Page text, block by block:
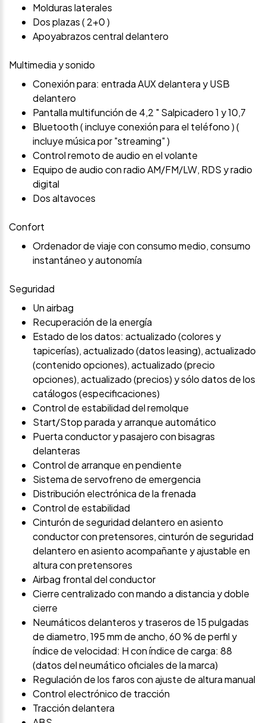
Molduras laterales
Dos plazas ( 2+0 )
Apoyabrazos central delantero
Multimedia y sonido
Conexión para: entrada AUX delantera y USB
delantero
Pantalla multifunción de 4,2 " Salpicadero 1 y 10,7
Bluetooth ( incluye conexión para el teléfono ) (
incluye música por "streaming" )
Control remoto de audio en el volante
Equipo de audio con radio AM/FM/LW, RDS y radio
digital
Dos altavoces
Confort
Ordenador de viaje con consumo medio, consumo
instantáneo y autonomía
Seguridad
Un airbag
Recuperación de la energía
Estado de los datos: actualizado (colores y
tapicerías), actualizado (datos leasing), actualizado
(contenido opciones), actualizado (precio
opciones), actualizado (precios) y sólo datos de los
catálogos (especificaciones)
Control de estabilidad del remolque
Start/Stop parada y arranque automático
Puerta conductor y pasajero con bisagras
delanteras
Control de arranque en pendiente
Sistema de servofreno de emergencia
Distribución electrónica de la frenada
Control de estabilidad
Cinturón de seguridad delantero en asiento
conductor con pretensores, cinturón de seguridad
delantero en asiento acompañante y ajustable en
altura con pretensores
Airbag frontal del conductor
Cierre centralizado con mando a distancia y doble
cierre
Neumáticos delanteros y traseros de 15 pulgadas
de diametro, 195 mm de ancho, 60 % de perfil y
índice de velocidad: H con índice de carga: 88
(datos del neumático oficiales de la marca)
Regulación de los faros con ajuste de altura manual
Control electrónico de tracción
Tracción delantera